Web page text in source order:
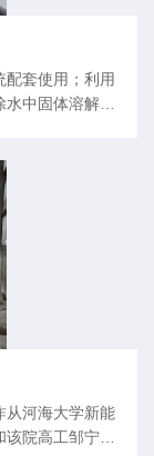
配套使用；利用
水中固体溶解
水设备厂家为
从河海大学新能
院高工邹宁宇